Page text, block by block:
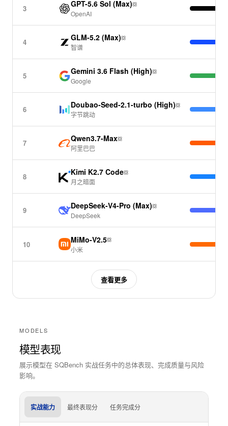
MiniMax-M2.7评测结果上线
Qwen3.6-Plus评测结果上线
7月8日
7月8日
Qwen3.7-Plus评测结果上线
7月8日
7月8日
Hy3评测结果上线
7月8日
MiMo-V2.5评测结果上线
MiMo-V2.5-Pro评测结果上线
模型评测·7月8日
GLM-5.1评测结果上线
模型评测·7月8日
GLM-5.2 (Max)评测结果上线
3 GPT-5.6 Sol (Max)
OpenAI
4 GLM-5.2 (Max)
智谱
5 Gemini 3.6 Flash (High)
Google
6 Doubao-Seed-2.1-turbo (High)
字节跳动
7 Qwen3.7-Max
阿里巴巴
8 Kimi K2.7 Code
月之暗面
9 DeepSeek-V4-Pro (Max)
DeepSeek
10 MiMo-V2.5
小米
查看更多
MODELS
模型表现
展示模型在 SQBench 实战任务中的总体表现、完成质量与风险
影响。
实战能力 最终表现分 任务完成分